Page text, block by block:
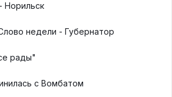
Норильск
недели - Губернатор
рады"
с Вомбатом